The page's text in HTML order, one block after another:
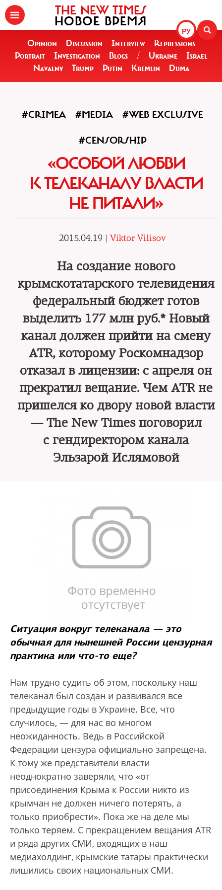
РУ
THE NEW TIMES
НОВОЕ ВРЕМЯ
Opinion Discussion Interview
Repressions
Portrait
Investigation Blogs / Ukraine
Israel
Navalny
Trump Putin Kremlin Duma
#CRIMEA #MEDIA #WEB EXCLUSIVE
#CENSORSHIP
«ОСОБОЙ ЛЮБВИ
К ТЕЛЕКАНАЛУ ВЛАСТИ
НЕ ПИТАЛИ»
2015.04.19 | Viktor Vilisov
На создание нового
крымскотатарского телевидения
федеральный бюджет готов
выделить 177 млн руб.* Новый
канал должен прийти на смену
ATR, которому Роскомнадзор
отказал в лицензии: с апреля он
прекратил вещание. Чем ATR не
пришелся ко двору новой власти
— The New Times поговорил
с гендиректором канала
Эльзарой Ислямовой
Ситуация вокруг телеканала — это
обычная для нынешней России цензурная
практика или что-то еще?
Нам трудно судить об этом, поскольку наш
телеканал был создан и развивался все
предыдущие годы в Украине. Все, что
случилось, — для нас во многом
неожиданность. Ведь в Российской
Федерации цензура официально запрещена.
К тому же представители власти
неоднократно заверяли, что «от
присоединения Крыма к России никто из
крымчан не должен ничего потерять, а
только приобрести». Пока же на деле мы
только теряем. С прекращением вещания ATR
и ряда других СМИ, входящих в наш
медиахолдинг, крымские татары практически
лишились своих национальных СМИ.